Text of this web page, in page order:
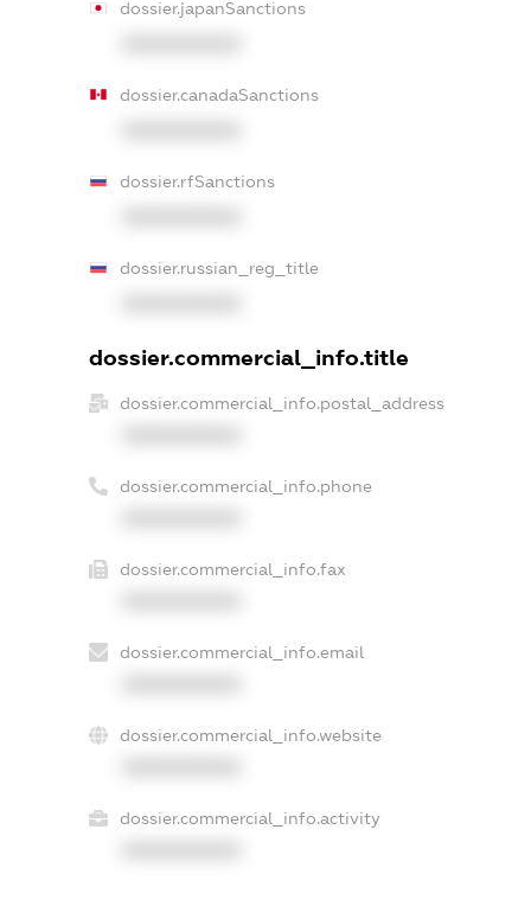
dossier.japanSanctions
dossier.canadaSanctions
dossier.rfSanctions
dossier.russian_reg_title
dossier.commercial_info.title
dossier.commercial_info.postal_address
dossier.commercial_info.phone
dossier.commercial_info.fax
dossier.commercial_info.email
dossier.commercial_info.website
dossier.commercial_info.activity